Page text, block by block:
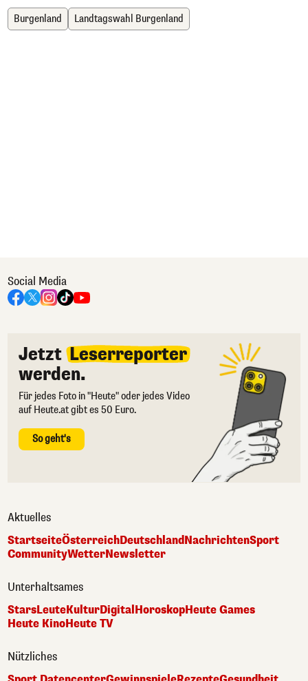
Burgenland Landtagswahl Burgenland
Social Media
Jetzt Leserreporter
werden.
Für jedes Foto in "Heute" oder jedes Video
auf Heute.at gibt es 50 Euro.
So geht's
Aktuelles
StartseiteÖsterreichDeutschlandNachrichtenSport
CommunityWetterNewsletter
Unterhaltsames
StarsLeuteKulturDigital HoroskopHeute Games
Heute KinoHeute TV
Nützliches